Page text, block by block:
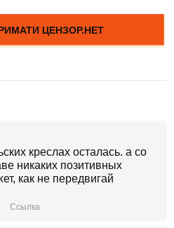
креслах осталась. а со
никаких позитивных
как не передвигай
Ссылка